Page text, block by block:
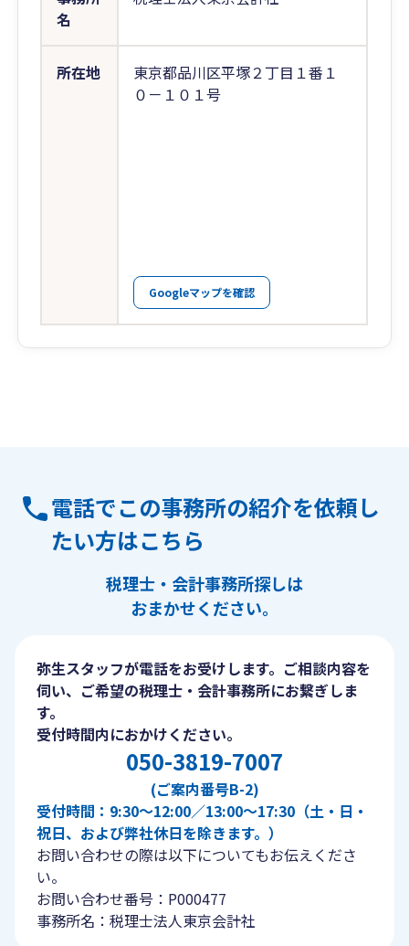
名
所在地
東京都品川区平塚２丁目１番１
０－１０１号
Googleマップを確認
電話でこの事務所の紹介を依頼し
たい方はこちら
税理士・会計事務所探しは
おまかせください。
弥生スタッフが電話をお受けします。ご相談内容を
伺い、ご希望の税理士・会計事務所にお繋ぎしま
す。
受付時間内におかけください。
050-3819-7007
(ご案内番号B-2)
受付時間：9:30〜12:00／13:00〜17:30（土・日・
祝日、および弊社休日を除きます。）
お問い合わせの際は以下についてもお伝えくださ
い。
お問い合わせ番号：P000477
事務所名：税理士法人東京会計社